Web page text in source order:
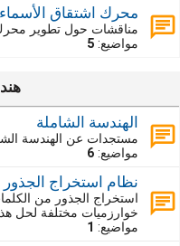
محرك اشتقاق الأسماء
مناقشات حول تطوير
مواضيع: 5
الهندسة الشاملة
مستجدات عن الهندسة
مواضيع: 6
نظام استخراج الجذور
استخراج الجذور من
خوارزميات مختلفة لحل
مواضيع: 1